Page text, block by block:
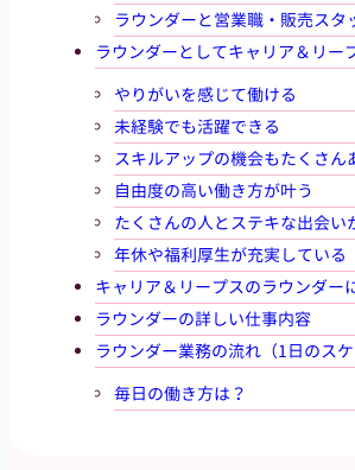
ラウンダーと営業職・販売スタ
ラウンダーとしてキャリア＆リー
やりがいを感じて働ける
未経験でも活躍できる
スキルアップの機会もたくさん
自由度の高い働き方が叶う
たくさんの人とステキな出会い
年休や福利厚生が充実している
キャリア＆リープスのラウンダー
ラウンダーの詳しい仕事内容
ラウンダー業務の流れ（1日のスケ
毎日の働き方は？